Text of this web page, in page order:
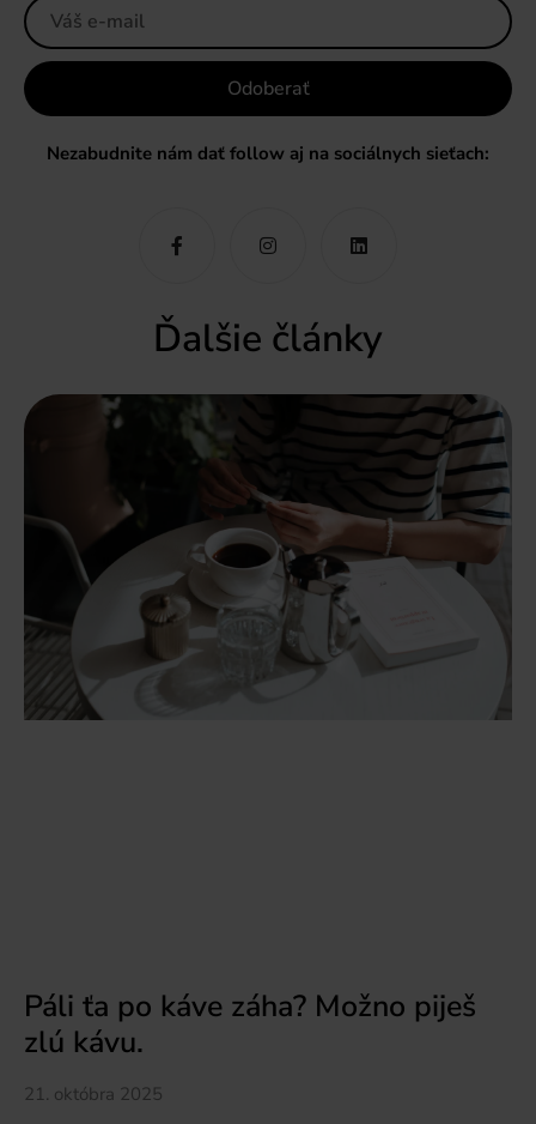
Odoberať
Nezabudnite nám dať follow aj na sociálnych sieťach:
Ďalšie články
Páli ťa po káve záha? Možno piješ
zlú kávu.
21. októbra 2025